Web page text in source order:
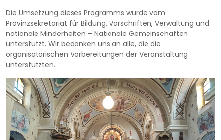
Die Umsetzung dieses Programms wurde vom
Provinzsekretariat für Bildung, Vorschriften, Verwaltung und
nationale Minderheiten – Nationale Gemeinschaften
unterstützt. Wir bedanken uns an alle, die die
organisatorischen Vorbereitungen der Veranstaltung
unterstützten.